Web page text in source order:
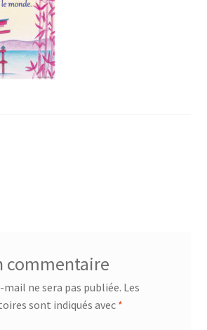
commentaire
mail ne sera pas publiée. Les
sont indiqués avec *